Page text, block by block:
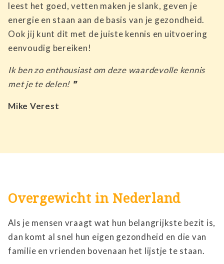
leest het goed, vetten maken je slank, geven je
energie en staan aan de basis van je gezondheid.
Ook jij kunt dit met de juiste kennis en uitvoering
eenvoudig bereiken!
Ik ben zo enthousiast om deze waardevolle kennis
met je te delen! ❞
Mike Verest
Overgewicht in Nederland
Als je mensen vraagt wat hun belangrijkste bezit is,
dan komt al snel hun eigen gezondheid en die van
familie en vrienden bovenaan het lijstje te staan.